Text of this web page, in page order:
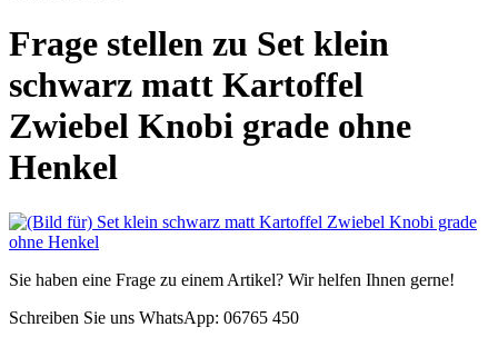
Frage stellen zu Set klein
schwarz matt Kartoffel
Zwiebel Knobi grade ohne
Henkel
Sie haben eine Frage zu einem Artikel? Wir helfen Ihnen gerne!
Schreiben Sie uns WhatsApp: 06765 450